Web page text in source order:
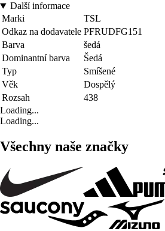
Další informace
Marki
TSL
Odkaz na dodavatele PFRUDFG151
Barva
šedá
Dominantní barva
Šedá
Typ
Smíšené
Věk
Dospělý
Rozsah
438
Loading...
Loading...
Všechny naše značky